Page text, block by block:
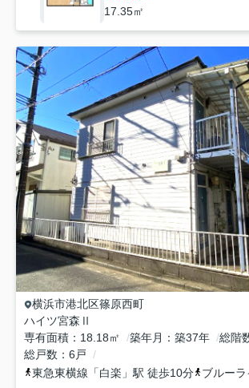
17.35㎡
横浜市港北区篠原西町
ハイツ宮森Ⅱ
専有面積
18.18㎡ 築年月 築37年 総階
総戸数
6戸
東急東横線 「白楽 」駅 徒歩10分 ブルーラ